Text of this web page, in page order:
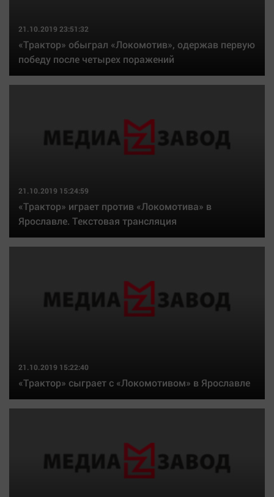
21.10.2019 23:51:32
«Трактор» обыграл «Локомотив», одержав первую
победу после четырех поражений
21.10.2019 15:24:59
«Трактор» играет против «Локомотива» в
Ярославле. Текстовая трансляция
21.10.2019 15:22:40
«Трактор» сыграет с «Локомотивом» в Ярославле